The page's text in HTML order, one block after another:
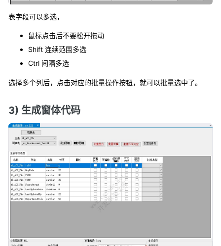
表字段可以多选，
鼠标点击后不要松开拖动
Shift 连续范围多选
Ctrl 间隔多选
选择多个列后，点击对应的批量操作按钮，就可以批量选中了。
3) 生成窗体代码